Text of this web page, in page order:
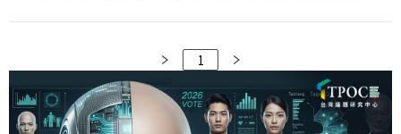
「告急牌」，不過就在選前兩個星期，張宏陸、羅致政紛紛
爆發嚴重爭議，恐會影響選民投票意向。
1